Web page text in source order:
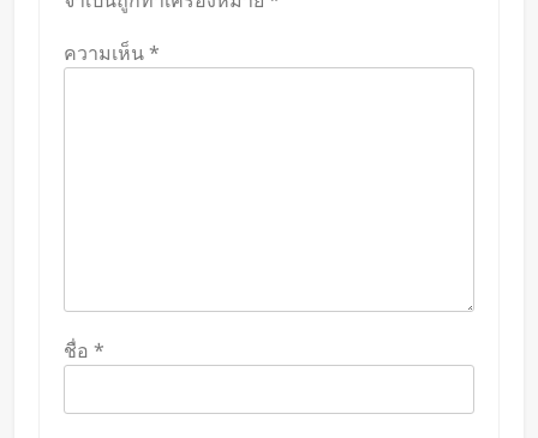
ความเห็น*
ชื่อ *